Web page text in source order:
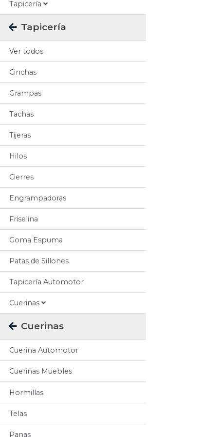
Tapicería
Tapicería
Ver todos
Cinchas
Grampas
Tachas
Tijeras
Hilos
Cierres
Engrampadoras
Friselina
Goma Espuma
Patas de Sillones
Tapicería Automotor
Cuerinas
Cuerinas
Cuerina Automotor
Cuerinas Muebles
Hormillas
Telas
Panas